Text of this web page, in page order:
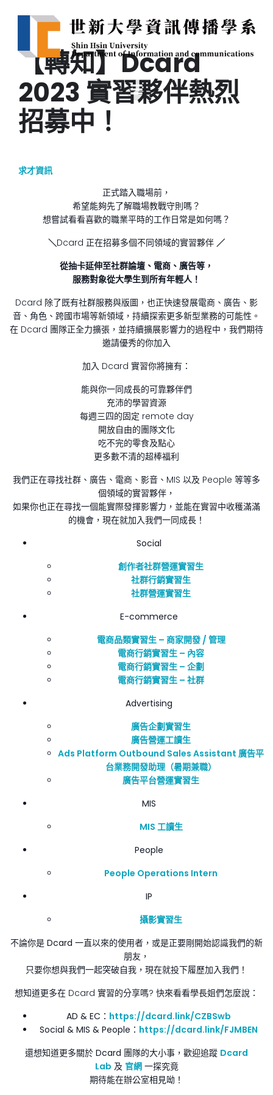
【轉知】Dcard
2023 實習夥伴熱烈
招募中！
求才資訊
正式踏入職場前，
希望能夠先了解職場教戰守則嗎？
想嘗試看看喜歡的職業平時的工作日常是如何嗎？
＼Dcard 正在招募多個不同領域的實習夥伴 ️ ／
從抽卡延伸至社群論壇、電商、廣告等，
服務對象從大學生到所有年輕人！
Dcard 除了既有社群服務與版圖，也正快速發展電商、廣告、影
音、角色、跨國市場等新領域，持續探索更多新型業務的可能性。
在 Dcard 團隊正全力擴張，並持續擴展影響力的過程中，我們期待
邀請優秀的你加入
加入 Dcard 實習你將擁有：
能與你一同成長的可靠夥伴們
充沛的學習資源
每週三四的固定 remote day
開放自由的團隊文化
吃不完的零食及點心
更多數不清的超棒福利
我們正在尋找社群、廣告、電商、影音、MIS 以及 People 等等多
個領域的實習夥伴，
如果你也正在尋找一個能實際發揮影響力，並能在實習中收穫滿滿
的機會，現在就加入我們一同成長！
Social
創作者社群營運實習生
社群行銷實習生
社群營運實習生
E-commerce
電商品類實習生 – 商家開發 / 管理
電商行銷實習生 – 內容
電商行銷實習生 – 企劃
電商行銷實習生 – 社群
Advertising
廣告企劃實習生
廣告營運工讀生
Ads Platform Outbound Sales Assistant 廣告平
台業務開發助理（暑期兼職）
廣告平台營運實習生
MIS
MIS 工讀生
People
People Operations Intern
IP
攝影實習生
不論你是 Dcard 一直以來的使用者，或是正要剛開始認識我們的新
朋友，
只要你想與我們一起突破自我，現在就投下履歷加入我們！
想知道更多在 Dcard 實習的分享嗎? 快來看看學長姐們怎麼說：
AD & EC： https://dcard.link/CZBSwb
Social & MIS & People： https://dcard.link/FJMBEN
還想知道更多關於 Dcard 團隊的大小事，歡迎追蹤 Dcard
Lab 及 官網一探究竟
期待能在辦公室相見呦！